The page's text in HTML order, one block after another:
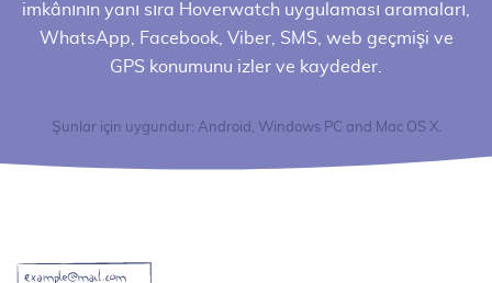
imkânının yanı sıra Hoverwatch uygulaması aramaları,
WhatsApp, Facebook, Viber, SMS, web geçmişi ve
GPS konumunu izler ve kaydeder.
Şunlar için uygundur: Android, Windows PC and Mac OS X.